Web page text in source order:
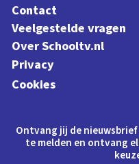
Contact
Veelgestelde vragen
Over Schooltv.nl
Privacy
Cookies
Ontvang jij de
te melden en ontvang